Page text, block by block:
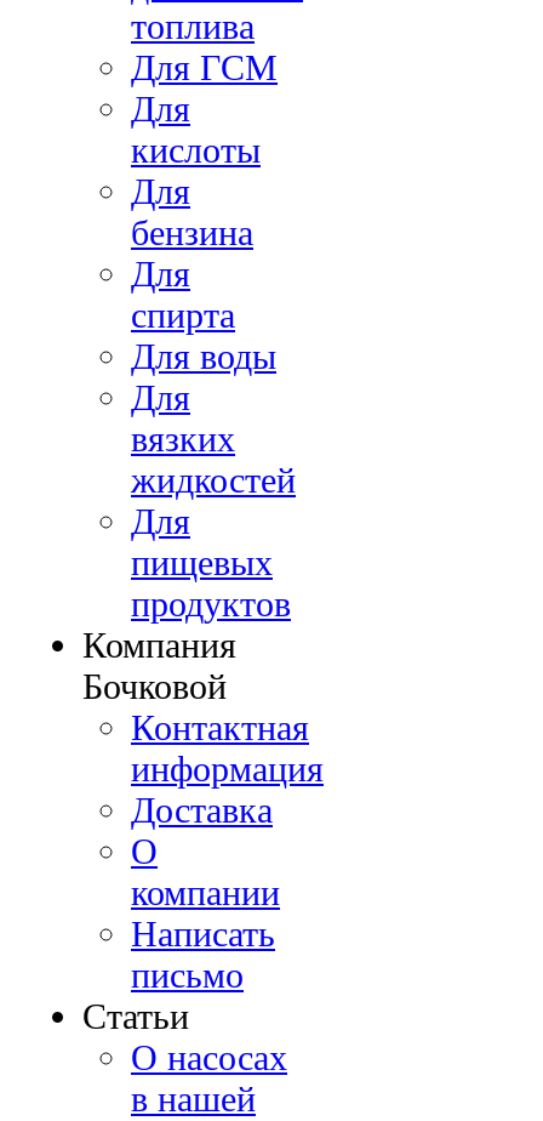
топлива
Для ГСМ
Для
кислоты
Для
бензина
Для
спирта
Для воды
Для
вязких
жидкостей
Для
пищевых
продуктов
Компания
Бочковой
Контактная
информация
Доставка
О
компании
Написать
письмо
Cтатьи
О насосах
в нашей